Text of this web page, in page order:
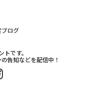
ログ
トです。
告知などを配信中！